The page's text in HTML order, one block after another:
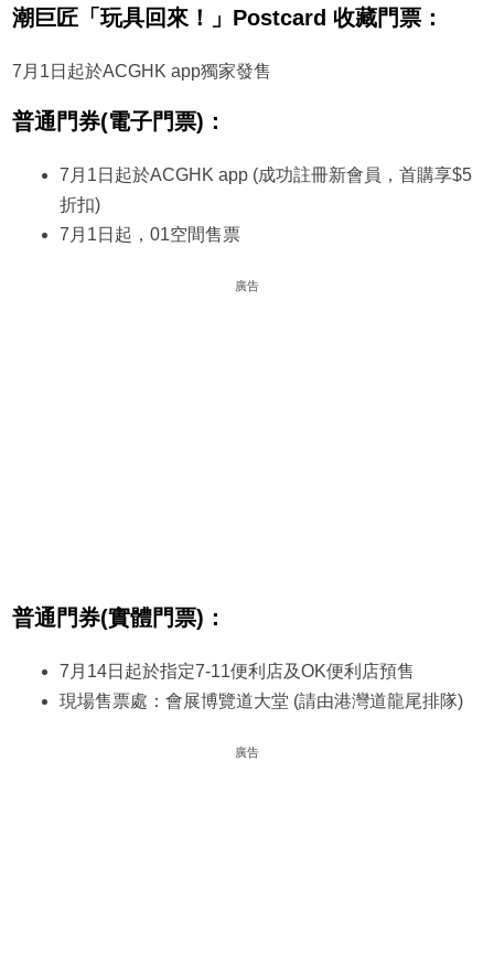
潮巨匠「玩具回來！」Postcard 收藏門票：
7月1日起於ACGHK app獨家發售
普通門券(電子門票)：
7月1日起於ACGHK app (成功註冊新會員，首購享$5
折扣)
7月1日起，01空間售票
廣告
普通門券(實體門票)：
7月14日起於指定7-11便利店及OK便利店預售
現場售票處：會展博覽道大堂 (請由港灣道龍尾排隊)
廣告